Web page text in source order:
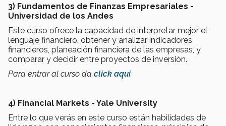
3) Fundamentos de Finanzas Empresariales -
Universidad de los Andes
Este curso ofrece la capacidad de interpretar mejor el
lenguaje financiero, obtener y analizar indicadores
financieros, planeación financiera de las empresas, y
comparar y decidir entre proyectos de inversión.
Para entrar al curso da click aquí.
4) Financial Markets - Yale University
Entre lo que verás en este curso están habilidades de